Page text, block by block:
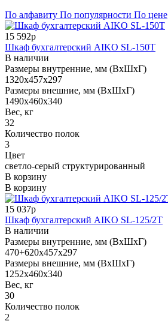
По алфавиту По популярности По цене
15 592р
Шкаф бухгалтерский AIKO SL-150Т
В наличии
Размеры внутренние, мм (ВхШхГ)
1320x457x297
Размеры внешние, мм (ВхШхГ)
1490x460x340
Вес, кг
32
Количество полок
3
Цвет
светло-серый структурированный
В корзину
В корзину
15 037р
Шкаф бухгалтерский AIKO SL-125/2Т
В наличии
Размеры внутренние, мм (ВхШхГ)
470+620x457x297
Размеры внешние, мм (ВхШхГ)
1252x460x340
Вес, кг
30
Количество полок
2